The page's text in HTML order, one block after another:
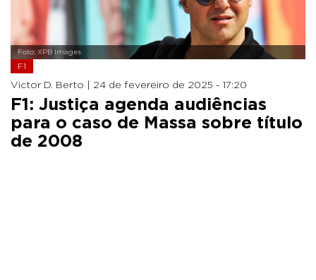
Foto: XPB Images
F1
Victor D. Berto | 24 de fevereiro de 2025 - 17:20
F1: Justiça agenda audiências
para o caso de Massa sobre título
de 2008